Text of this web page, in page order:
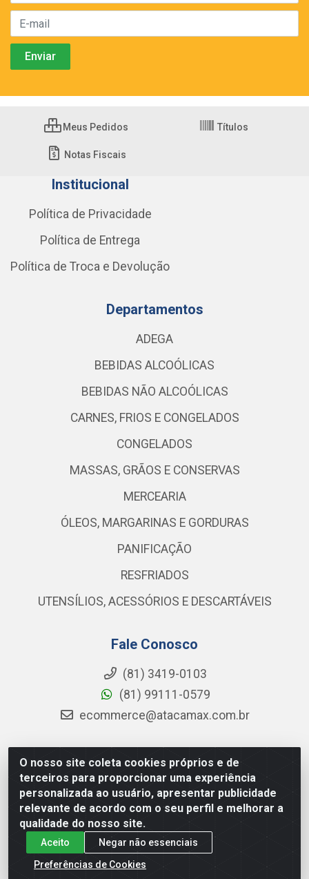
O nosso site coleta cookies próprios e de
terceiros para proporcionar uma experiência
personalizada ao usuário, apresentar publicidade
relevante de acordo com o seu perfil e melhorar a
qualidade do nosso site.
Aceito
Negar não essenciais
Preferências de Cookies
Meus Pedidos Títulos
Notas Fiscais
Institucional
Política de Privacidade
Política de Entrega
Política de Troca e Devolução
Departamentos
ADEGA
BEBIDAS ALCOÓLICAS
BEBIDAS NÃO ALCOÓLICAS
CARNES, FRIOS E CONGELADOS
CONGELADOS
MASSAS, GRÃOS E CONSERVAS
MERCEARIA
ÓLEOS, MARGARINAS E GORDURAS
PANIFICAÇÃO
RESFRIADOS
UTENSÍLIOS, ACESSÓRIOS E DESCARTÁVEIS
Fale Conosco
(81) 3419-0103
(81) 99111-0579
ecommerce@atacamax.com.br
Atacamax Importadora de Alimentos LTDA - RODOVIA BR-
101 - SUL, KM 79,60 GP E GALPAO:D - Muribeca, Jaboatão dos
Guararapes - PE, 54355-010 - CNPJ 08.305.623/0001-84